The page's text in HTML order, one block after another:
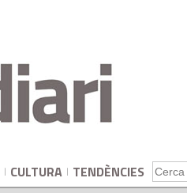
CULTURA TENDÈNCIES